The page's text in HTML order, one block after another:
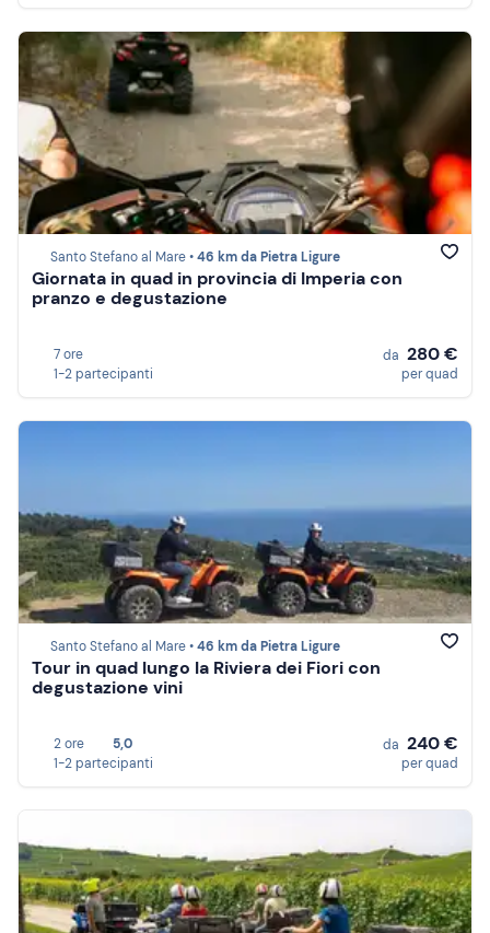
Santo Stefano al Mare •46 km da Pietra Ligure
Giornata in quad in provincia di Imperia con
pranzo e degustazione
7 ore
1-2 partecipanti
da 280 €
per quad
Santo Stefano al Mare •46 km da Pietra Ligure
Tour in quad lungo la Riviera dei Fiori con
degustazione vini
2 ore
5,0
1-2 partecipanti
da 240 €
per quad